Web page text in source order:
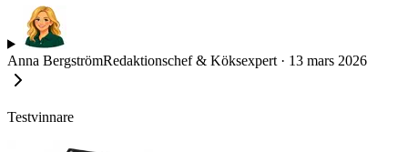
Anna BergströmRedaktionschef & Köksexpert · 13 mars 2026
Testvinnare